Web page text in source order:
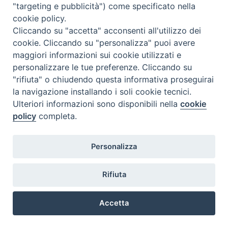
COPYRIGHT 2020 © ARCIDIOCESI DI CHIETI VASTO -Informativa
"targeting e pubblicità") come specificato nella
cookie policy.
Cliccando su "accetta" acconsenti all'utilizzo dei
cookie. Cliccando su "personalizza" puoi avere
maggiori informazioni sui cookie utilizzati e
personalizzare le tue preferenze. Cliccando su
"rifiuta" o chiudendo questa informativa proseguirai
la navigazione installando i soli cookie tecnici.
Ulteriori informazioni sono disponibili nellacookie
policy completa.
Personalizza
Rifiuta
Accetta